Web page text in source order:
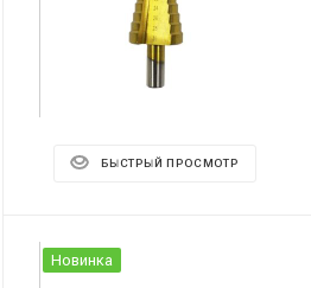
БЫСТРЫЙ ПРОСМОТР
Новинка